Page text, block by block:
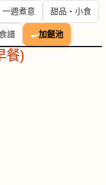
一週煮意 甜品・小食
譜 🍳加餸池
餐)